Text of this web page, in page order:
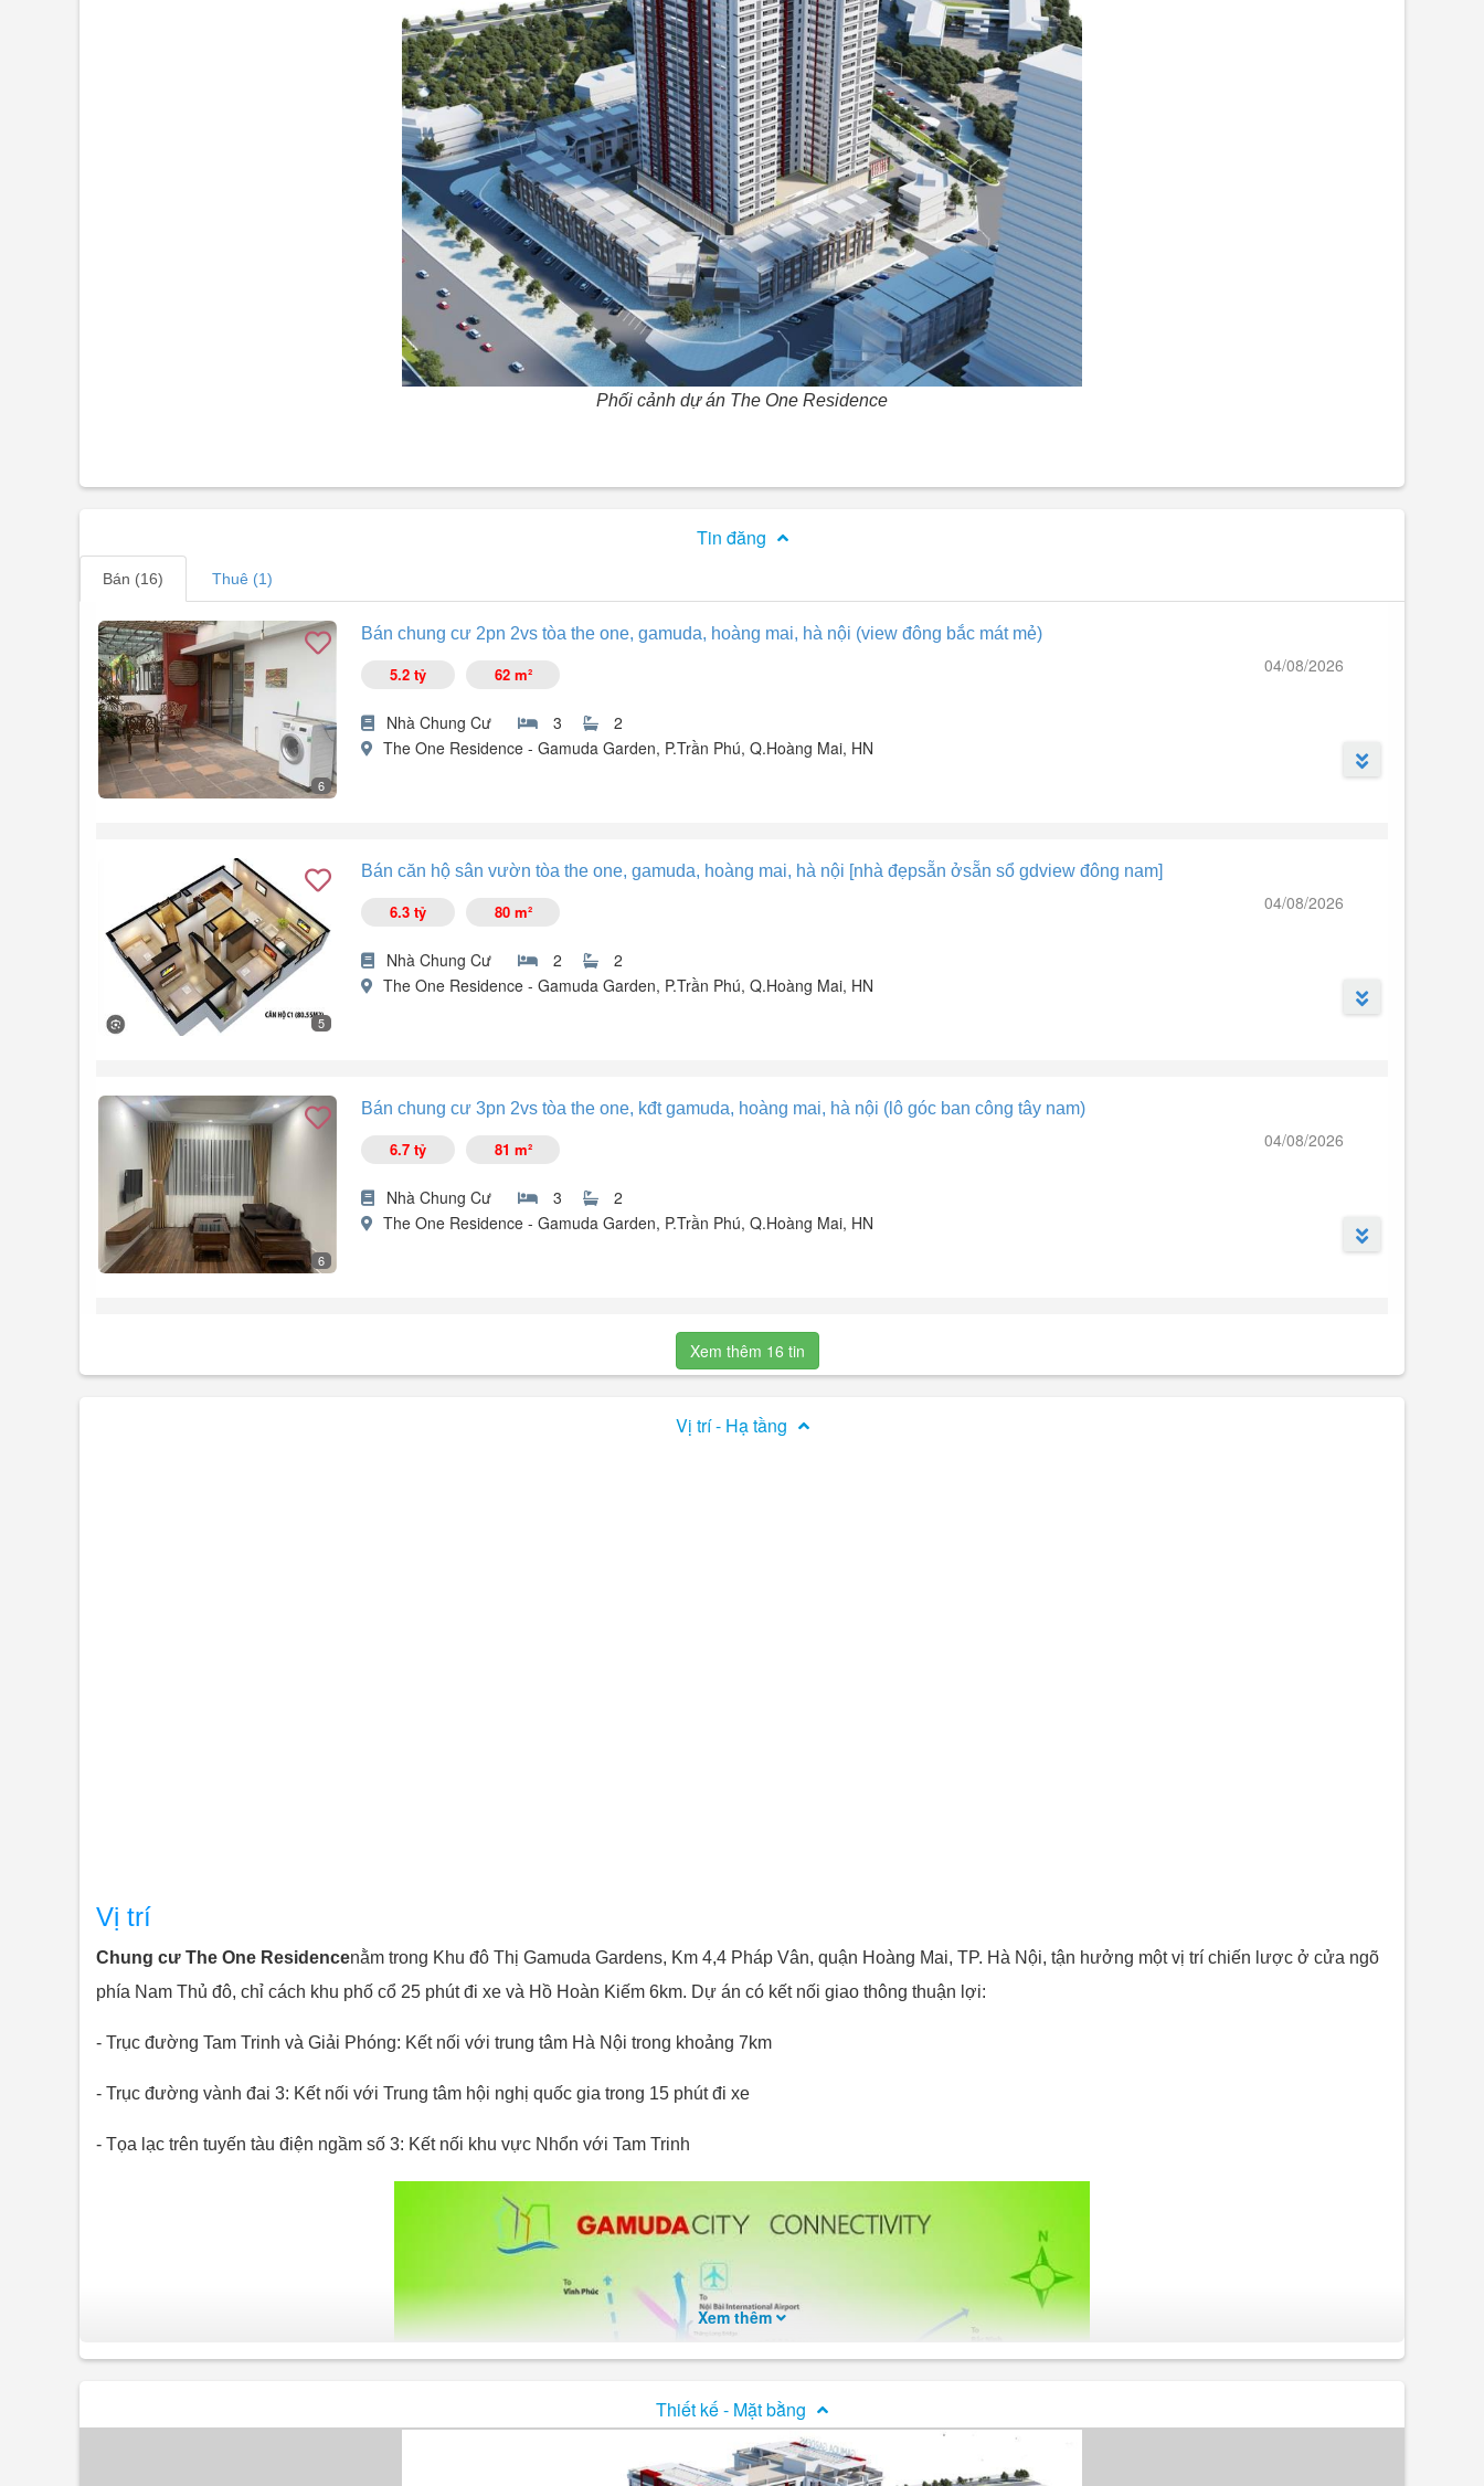
Phối cảnh dự án The One Residence
Tin đăng
Bán (16) Thuê (1)
6
Bán chung cư 2pn 2vs tòa the one, gamuda, hoàng mai, hà nội (view đông bắc mát mẻ)
04/08/2026
5.2 tỷ 62 m²
Nhà Chung Cư 3
2
The One Residence - Gamuda Garden, P.Trần Phú, Q.Hoàng Mai, HN
- Nhà hoàn thiện, nội thất đẹp, sẵn ở.
- Tầng cao (2x), hướng đông bắc mát mẻ.
- Sẵn sổ giao dịch.
Alo/Zalo .
5
Bán căn hộ sân vườn tòa the one, gamuda, hoàng mai, hà nội [nhà đẹpsẵn ởsẵn sổ gdview đông nam]
04/08/2026
6.3 tỷ 80 m²
Nhà Chung Cư 2
2
The One Residence - Gamuda Garden, P.Trần Phú, Q.Hoàng Mai, HN
_ Diện tích: 80m².
_ Thiết kế: 2PN 2WC + Sân vườn.
_ Nội thất: Hoàn thiện, sẵn ở.
_ Sẵn sổ giao dịch.
_ View đông nam mát mẻ.
Alo/Zalo .
6
Bán chung cư 3pn 2vs tòa the one, kđt gamuda, hoàng mai, hà nội (lô góc ban công tây nam)
04/08/2026
6.7 tỷ 81 m²
Nhà Chung Cư 3
2
The One Residence - Gamuda Garden, P.Trần Phú, Q.Hoàng Mai, HN
- Thiết kế: 3PN 2VS.
Xem thêm 16 tin
Vị trí - Hạ tầng
Vị trí
Chung cư The One Residencenằm trong Khu đô Thị Gamuda Gardens, Km 4,4 Pháp Vân, quận Hoàng Mai, TP. Hà Nội, tận hưởng một vị trí chiến lược ở cửa ngõ
phía Nam Thủ đô, chỉ cách khu phố cổ 25 phút đi xe và Hồ Hoàn Kiếm 6km. Dự án có kết nối giao thông thuận lợi:
- Trục đường Tam Trinh và Giải Phóng: Kết nối với trung tâm Hà Nội trong khoảng 7km
- Trục đường vành đai 3: Kết nối với Trung tâm hội nghị quốc gia trong 15 phút đi xe
- Tọa lạc trên tuyến tàu điện ngầm số 3: Kết nối khu vực Nhổn với Tam Trinh
Xem thêm
Thiết kế - Mặt bằng